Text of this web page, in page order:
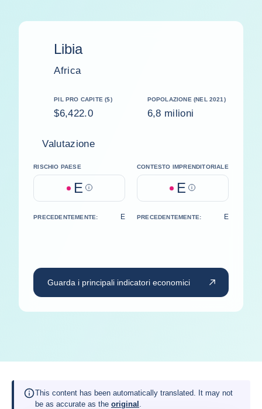
Libia
Africa
PIL PRO CAPITE ($)
$6,422.0
POPOLAZIONE (NEL 2021)
6,8 milioni
Valutazione
RISCHIO PAESE
E Help
CONTESTO IMPRENDITORIALE
E Help
PRECEDENTEMENTE: E PRECEDENTEMENTE: E
Guarda i principali indicatori economici
This content has been automatically translated. It may not
be as accurate as the original .